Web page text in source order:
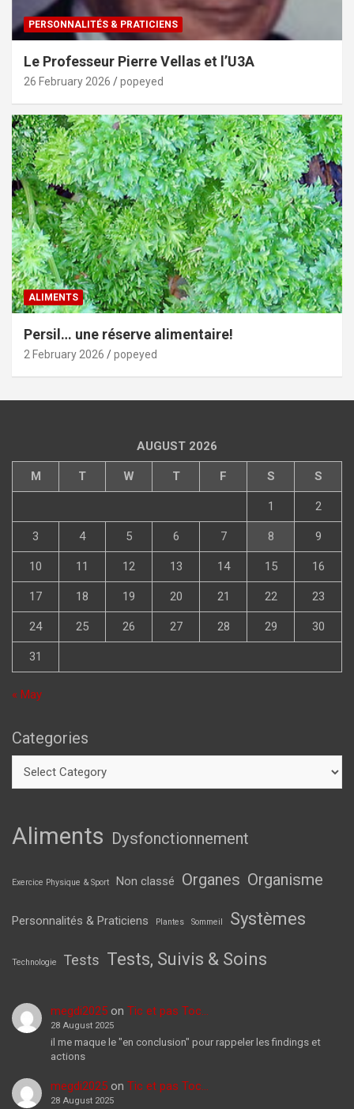
PERSONNALITÉS & PRATICIENS
Le Professeur Pierre Vellas et l’U3A
26 February 2026 popeyed
ALIMENTS
Persil… une réserve alimentaire!
2 February 2026 popeyed
AUGUST 2026
M T W T F S S
1 2
3 4 5 6 7 8 9
10 11 12 13 14 15 16
17 18 19 20 21 22 23
24 25 26 27 28 29 30
31
« May
Categories
Aliments Dysfonctionnement
Exercice Physique & Sport Non classé Organes Organisme
Personnalités & Praticiens Plantes Sommeil Systèmes
Technologie Tests Tests, Suivis & Soins
megdi2025on Tic et pas Toc…
28 August 2025
il me maque le "en conclusion" pour rappeler les findings et
actions
megdi2025on Tic et pas Toc…
28 August 2025